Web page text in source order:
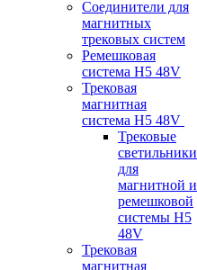
Соединители для
магнитных
трековых систем
Ремешковая
система H5 48V
Трековая
магнитная
система H5 48V
Трековые
светильники
для
магнитной и
ремешковой
системы H5
48V
Трековая
магнитная